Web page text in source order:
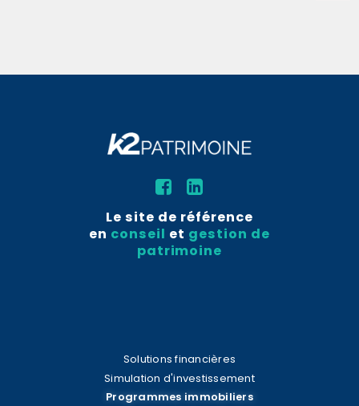
Le site de référence
en conseil et gestion de
patrimoine
Solutions financières
Simulation d'investissement
Programmes immobiliers